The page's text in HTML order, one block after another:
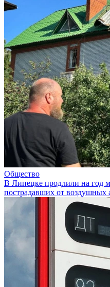
Общество
В Липецке продлили на год
пострадавших от воздушных